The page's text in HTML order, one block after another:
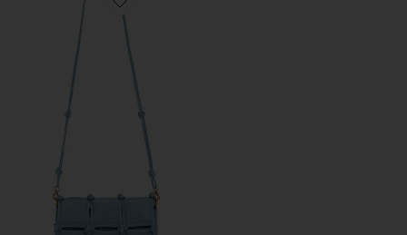
Favorite GAIA クロスボディバッグ